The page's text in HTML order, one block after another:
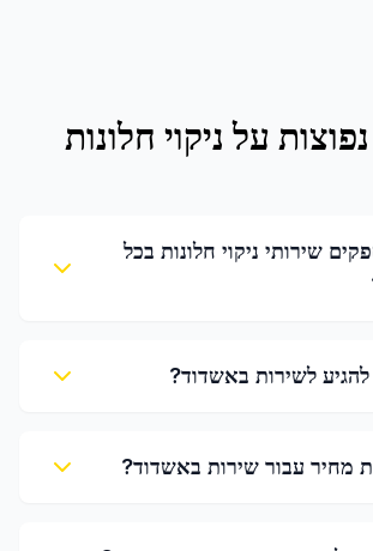
על ניקוי חלונות
שירותי ניקוי חלונות בכל
לשירות באשדוד?
מחיר עבור שירות באשדוד?